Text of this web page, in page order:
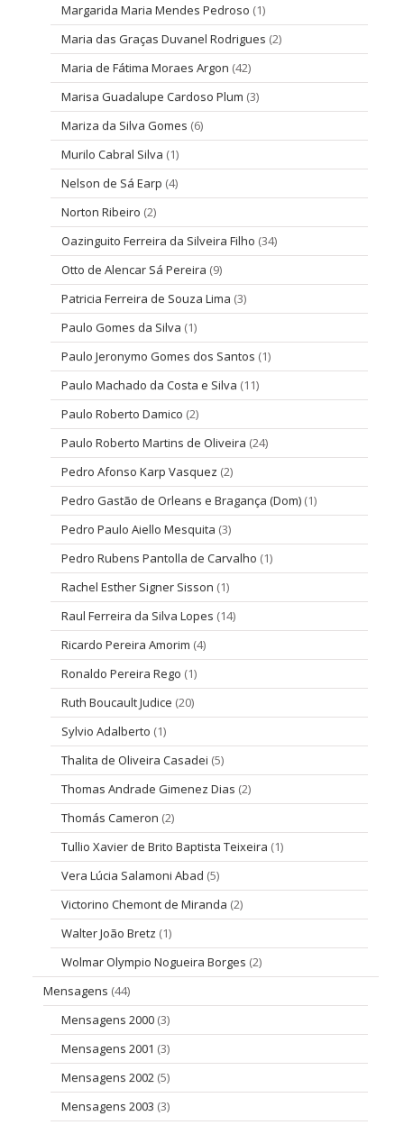
Margarida Maria Mendes Pedroso (1)
Maria das Graças Duvanel Rodrigues (2)
Maria de Fátima Moraes Argon (42)
Marisa Guadalupe Cardoso Plum (3)
Mariza da Silva Gomes (6)
Murilo Cabral Silva (1)
Nelson de Sá Earp (4)
Norton Ribeiro (2)
Oazinguito Ferreira da Silveira Filho (34)
Otto de Alencar Sá Pereira (9)
Patricia Ferreira de Souza Lima (3)
Paulo Gomes da Silva (1)
Paulo Jeronymo Gomes dos Santos (1)
Paulo Machado da Costa e Silva (11)
Paulo Roberto Damico (2)
Paulo Roberto Martins de Oliveira (24)
Pedro Afonso Karp Vasquez (2)
Pedro Gastão de Orleans e Bragança (Dom) (1)
Pedro Paulo Aiello Mesquita (3)
Pedro Rubens Pantolla de Carvalho (1)
Rachel Esther Signer Sisson (1)
Raul Ferreira da Silva Lopes (14)
Ricardo Pereira Amorim (4)
Ronaldo Pereira Rego (1)
Ruth Boucault Judice (20)
Sylvio Adalberto (1)
Thalita de Oliveira Casadei (5)
Thomas Andrade Gimenez Dias (2)
Thomás Cameron (2)
Tullio Xavier de Brito Baptista Teixeira (1)
Vera Lúcia Salamoni Abad (5)
Victorino Chemont de Miranda (2)
Walter João Bretz (1)
Wolmar Olympio Nogueira Borges (2)
Mensagens (44)
Mensagens 2000 (3)
Mensagens 2001 (3)
Mensagens 2002 (5)
Mensagens 2003 (3)